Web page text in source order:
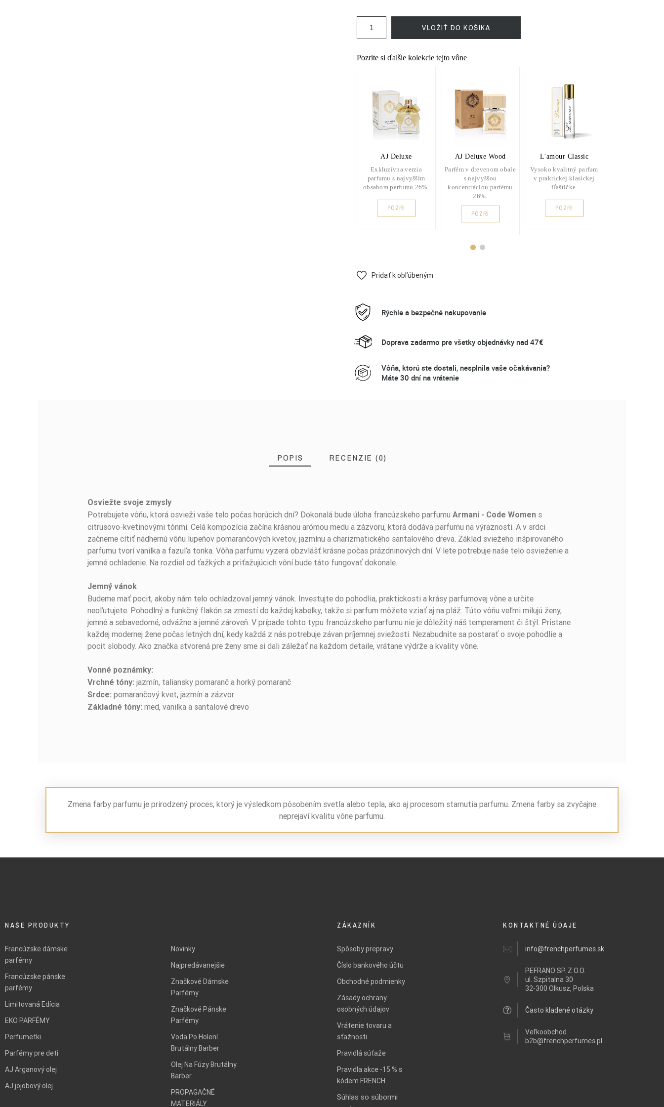
VLOŽIŤ DO KOŠÍKA
Pozrite si ďalšie kolekcie tejto vône
AJ Deluxe
Exkluzívna verzia
parfumu s najvyšším
obsahom parfumu 26%.
POZRI
AJ Deluxe Wood
Parfém v drevenom obale
s najvyššou
koncentráciou parfému
26%.
POZRI
L'amour Classic
Vysoko kvalitný parfum
v praktickej klasickej
fľaštičke.
POZRI
Pridať k obľúbeným
Rýchle a bezpečné nakupovanie
Doprava zadarmo pre všetky objednávky nad 47€
Vôňa, ktorú ste dostali, nesplnila vaše očakávania?
Máte 30 dní na vrátenie
POPIS RECENZIE (0)
Osviežte svoje zmysly
Potrebujete vôňu, ktorá osvieži vaše telo počas horúcich dní? Dokonalá bude úloha francúzskeho parfumuArmani - Code Women s
citrusovo-kvetinovými tónmi. Celá kompozícia začína krásnou arómou medu a zázvoru, ktorá dodáva parfumu na výraznosti. A v srdci
začneme cítiť nádhernú vôňu lupeňov pomarančových kvetov, jazmínu a charizmatického santalového dreva. Základ sviežeho inšpirovaného
parfumu tvorí vanilka a fazuľa tonka. Vôňa parfumu vyzerá obzvlášť krásne počas prázdninových dní. V lete potrebuje naše telo osvieženie a
jemné ochladenie. Na rozdiel od ťažkých a priťažujúcich vôní bude táto fungovať dokonale.
Jemný vánok
Budeme mať pocit, akoby nám telo ochladzoval jemný vánok. Investujte do pohodlia, praktickosti a krásy parfumovej vône a určite
neoľutujete. Pohodlný a funkčný flakón sa zmestí do každej kabelky, takže si parfum môžete vziať aj na pláž. Túto vôňu veľmi milujú ženy,
jemné a sebavedomé, odvážne a jemné zároveň. V prípade tohto typu francúzskeho parfumu nie je dôležitý náš temperament či štýl. Pristane
každej modernej žene počas letných dní, kedy každá z nás potrebuje závan príjemnej sviežosti. Nezabudnite sa postarať o svoje pohodlie a
pocit slobody. Ako značka stvorená pre ženy sme si dali záležať na každom detaile, vrátane výdrže a kvality vône.
Vonné poznámky:
Vrchné tóny:jazmín, taliansky pomaranč a horký pomaranč
Srdce:pomarančový kvet, jazmín a zázvor
Základné tóny: med, vanilka a santalové drevo
BUĎTE PRVÝ, KTO NAPÍŠE RECENZIU!
Zmena farby parfumu je prirodzený proces, ktorý je výsledkom pôsobením svetla alebo tepla, ako aj procesom starnutia parfumu. Zmena farby sa zvyčajne
neprejaví kvalitu vône parfumu.
NAŠE PRODUKTY
Francúzske dámske
parfémy
Francúzske pánske
parfémy
Limitovaná Edícia
EKO PARFÉMY
Perfumetki
Parfémy pre deti
AJ Arganový olej
AJ jojobový olej
Novinky
Najpredávanejšie
Značkové Dámske
Parfémy
Značkové Pánske
Parfémy
Voda Po Holení
Brutálny Barber
Olej Na Fúzy Brutálny
Barber
PROPAGAČNÉ
MATERIÁLY
ZÁKAZNÍK
Spôsoby prepravy
Číslo bankového účtu
Obchodné podmienky
Zásady ochrany
osobných údajov
Vrátenie tovaru a
sťažnosti
Pravidlá súťaže
Pravidla akce -15 % s
kódem FRENCH
Súhlas so súbormi
KONTAKTNÉ ÚDAJE
info@frenchperfumes.sk
PEFRANO SP. Z O.O.
ul. Szpitalna 30
32-300 Olkusz, Polska
Často kladené otázky
Veľkoobchod
b2b@frenchperfumes.pl